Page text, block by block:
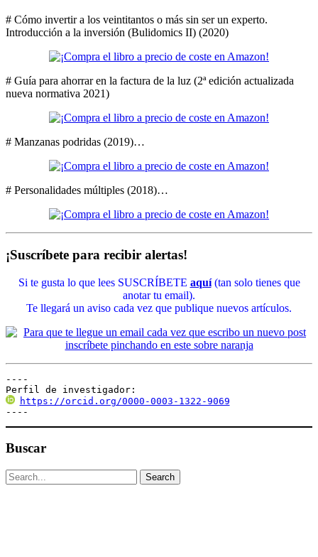
# Cómo invertir a los veintitantos o más sin ser un experto.
Introducción a la inversión (Bulidomics II) (2020)
# Guía para ahorrar en la factura de la luz (2ª edición actualizada
nueva normativa 2021)
# Manzanas podridas (2019)…
# Personalidades múltiples (2018)…
¡Suscríbete para recibir alertas!
Si te gusta lo que lees SUSCRÍBETE aquí(tan solo tienes que
anotar tu email).
Te llegará un aviso cada vez que publique nuevos artículos.
----
Perfil de investigador:
https://orcid.org/0000-0003-1322-9069
----
Buscar